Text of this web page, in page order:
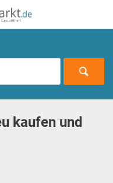
kaufen und